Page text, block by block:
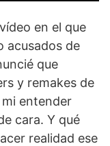
en el que
acusados de
que
y remakes de
entender
cara. Y qué
realidad ese